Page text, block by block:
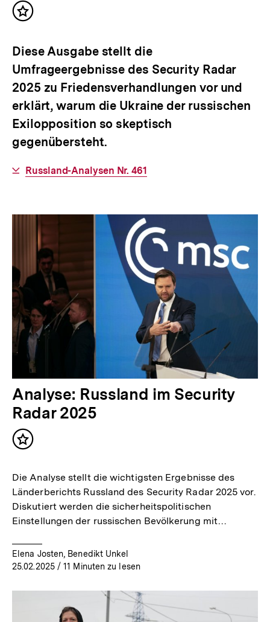
Inhalt
Diese Ausgabe stellt die
Umfrageergebnisse des Security Radar
2025 zu Friedensverhandlungen vor und
erklärt, warum die Ukraine der russischen
Exilopposition so skeptisch
gegenübersteht.
Interner
Russland-Analysen Nr. 461
Analyse: Russland im Security
Radar 2025
Inhalt
Die Analyse stellt die wichtigsten Ergebnisse des
Länderberichts Russland des Security Radar 2025 vor.
Diskutiert werden die sicherheitspolitischen
Einstellungen der russischen Bevölkerung mit…
Elena Josten, Benedikt Unkel
25.02.2025/ 11 Minuten zu lesen